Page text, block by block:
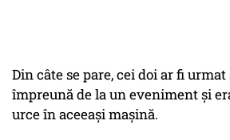
Din câte se pare, cei doi ar fi
împreună de la un eveniment și
urce în aceeași mașină.